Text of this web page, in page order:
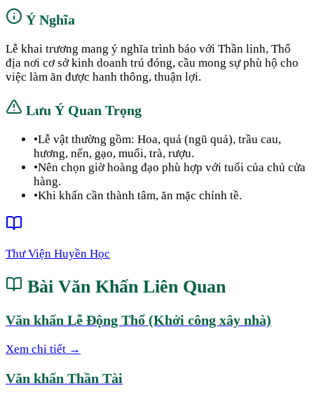
Ý Nghĩa
Lễ khai trương mang ý nghĩa trình báo với Thần linh, Thổ
địa nơi cơ sở kinh doanh trú đóng, cầu mong sự phù hộ cho
việc làm ăn được hanh thông, thuận lợi.
Lưu Ý Quan Trọng
•Lễ vật thường gồm: Hoa, quả (ngũ quả), trầu cau,
hương, nến, gạo, muối, trà, rượu.
•Nên chọn giờ hoàng đạo phù hợp với tuổi của chủ cửa
hàng.
•Khi khấn cần thành tâm, ăn mặc chỉnh tề.
Thư Viện Huyền Học
Bài Văn Khấn Liên Quan
Văn khấn Lễ Động Thổ (Khởi công xây nhà)
Xem chi tiết →
Văn khấn Thần Tài